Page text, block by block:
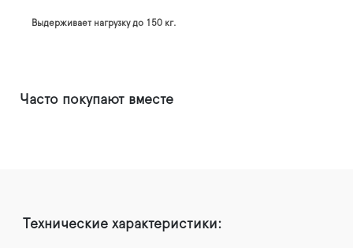
Выдерживает нагрузку до 150 кг.
Часто покупают вместе
Технические характеристики: